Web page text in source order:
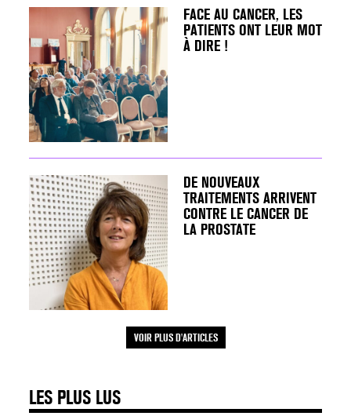
FACE AU CANCER, LES
PATIENTS ONT LEUR MOT
À DIRE !
DE NOUVEAUX
TRAITEMENTS ARRIVENT
CONTRE LE CANCER DE
LA PROSTATE
VOIR PLUS D'ARTICLES
LES PLUS LUS
25 août 2024